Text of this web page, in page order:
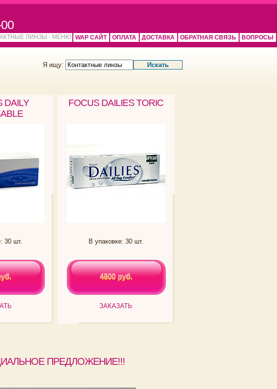
WAP САЙТ ОПЛАТА ДОСТАВКА ОБРАТНАЯ СВЯЗЬ ВОПРОСЫ
Я ищу:
DAILY
30 шт.
FOCUS DAILIES TORIC
В упаковке: 30 шт.
4500 руб.
4500 руб.
ЗАКАЗАТЬ
ПРЕДЛОЖЕНИЕ!!!